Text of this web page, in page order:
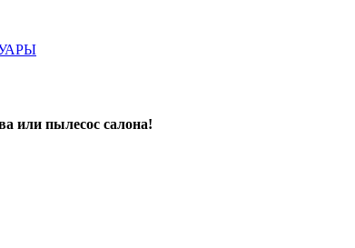
или пылесос салона!